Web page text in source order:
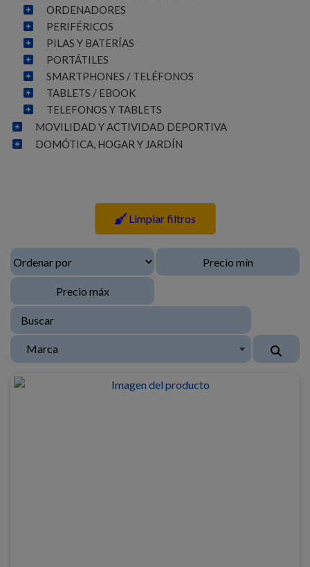
ORDENADORES
PERIFÉRICOS
PILAS Y BATERÍAS
PORTÁTILES
SMARTPHONES / TELÉFONOS
TABLETS / EBOOK
TELEFONOS Y TABLETS
MOVILIDAD Y ACTIVIDAD DEPORTIVA
DOMÓTICA, HOGAR Y JARDÍN
Limpiar filtros
Marca